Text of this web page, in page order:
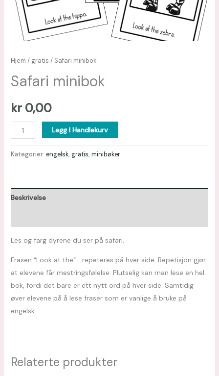
Hjem / gratis / Safari minibok
Safari minibok
kr0,00
Legg I Handlekurv
Kategorier: engelsk, gratis, minibøker
Beskrivelse
Les og farg dyrene du ser på safari.
Frasen “Look at the”… repeteres på hver side. Repetisjon gjør
at elevene får mestringsfølelse: Plutselig kan man lese en hel
bok, fordi det bare er ett nytt ord på hver side. Samtidig
øver elevene på å lese fraser som er vanlige å bruke på
engelsk.
Relaterte produkter